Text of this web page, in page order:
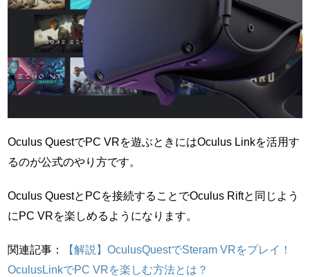
Oculus QuestでPC VRを遊ぶときにはOculus Linkを活用す
るのが公式のやり方です。
Oculus QuestとPCを接続することでOculus Riftと同じよう
にPC VRを楽しめるようになります。
関連記事：
【解説】OculusQuestでSteram VRをプレイ！
OculusLinkでPC VRを楽しむ方法とは？